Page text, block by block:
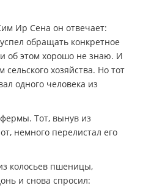
Ир Сена он отвечает:
обращать конкретное
об этом хорошо не знаю. И
хозяйства. Но тот
одного человека из
Тот, вынув из
немного перелистал его
колосьев пшеницы,
и снова спросил: